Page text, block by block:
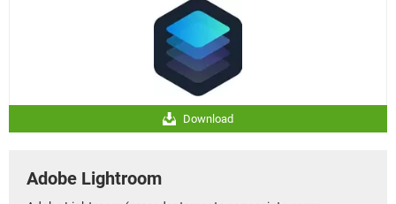
Download
Adobe Lightroom